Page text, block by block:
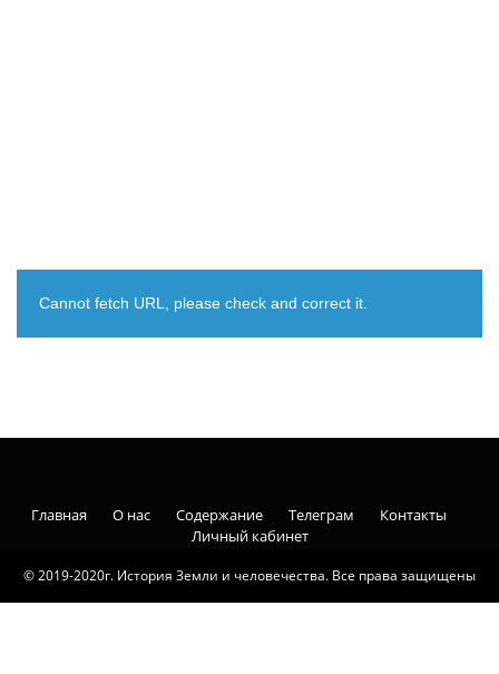
Cannot fetch URL, please check and correct it.
© 2019-2020г. История Земли и человечества. Все права защищены
Главная О нас Содержание Телеграм
Контакты
Личный кабинет